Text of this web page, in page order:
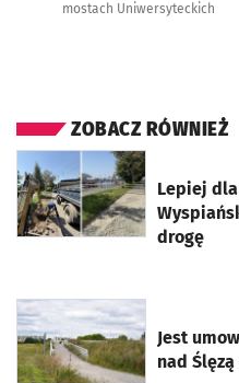
mostach Uniwersyteckich
ZOBACZ RÓWNIEŻ
Lepiej
drogę
otworzy się w nowej karcie
Jest
nad
otworzy się w nowej karcie